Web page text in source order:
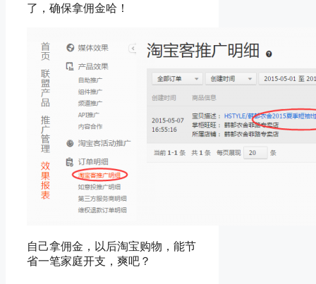
了，确保拿佣金哈！
自己拿佣金，以后淘宝购物，能节
省一笔家庭开支，爽吧？